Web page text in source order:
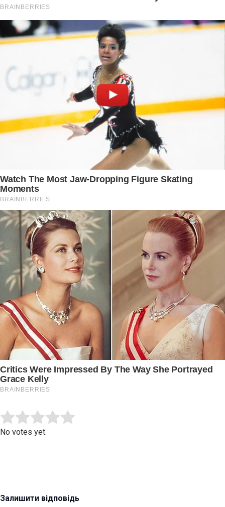
Rate this item:
No votes yet.
Залишити відповідь